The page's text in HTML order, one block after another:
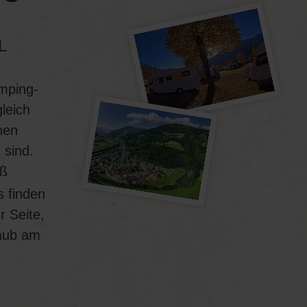
sind.
finden
Seite,
am